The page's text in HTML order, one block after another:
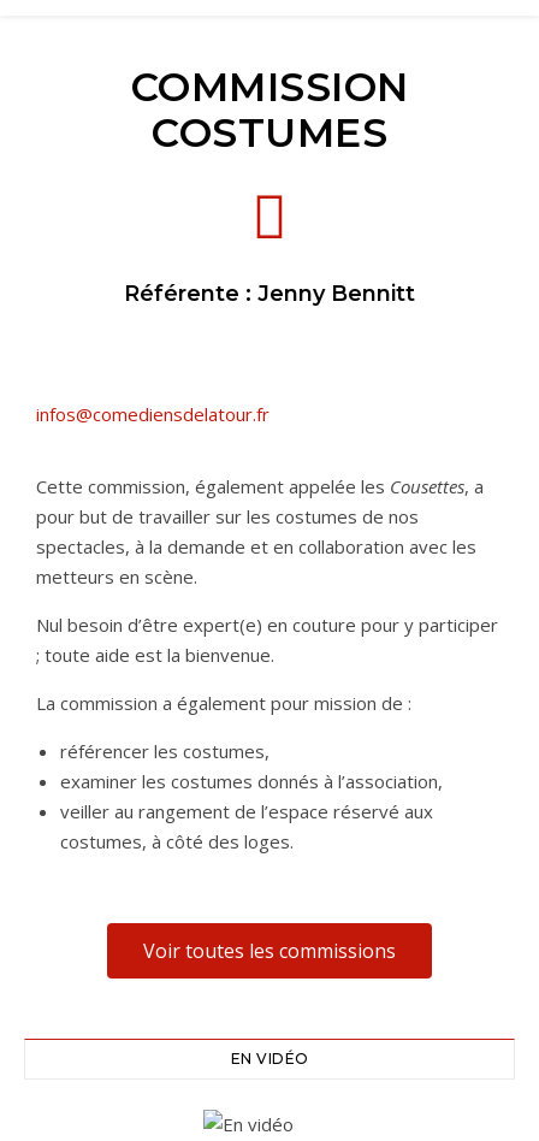
COMMISSION
COSTUMES
Référente : Jenny Bennitt
infos@comediensdelatour.fr
Cette commission, également appelée les Cousettes, a
pour but de travailler sur les costumes de nos
spectacles, à la demande et en collaboration avec les
metteurs en scène.
Nul besoin d’être expert(e) en couture pour y participer
; toute aide est la bienvenue.
La commission a également pour mission de :
référencer les costumes,
examiner les costumes donnés à l’association,
veiller au rangement de l’espace réservé aux
costumes, à côté des loges.
Voir toutes les commissions
EN VIDÉO